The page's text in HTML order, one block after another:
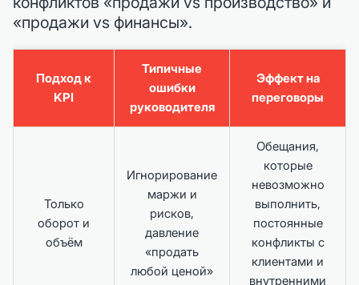
«продажи vs финансы».
Подход к
KPI
Типичные
ошибки
руководителя
Эффект на
переговоры
Только
оборот и
объём
Игнорирование
маржи и
рисков,
давление
«продать
любой ценой»
Обещания,
которые
невозможно
выполнить,
постоянные
конфликты с
клиентами и
внутренними